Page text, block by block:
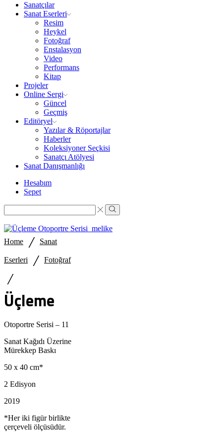
Sanatçılar
Sanat Eserleri
Resim
Heykel
Fotoğraf
Enstalasyon
Video
Performans
Kitap
Projeler
Online Sergi
Güncel
Geçmiş
Editöryel
Yazılar & Röportajlar
Haberler
Koleksiyoner Seçkisi
Sanatçı Atölyesi
Sanat Danışmanlığı
Hesabım
Sepet
Search
input
Search
Home / Sanat
Eserleri / Fotoğraf
/
Üçleme
Otoportre Serisi – 11
Sanat Kağıdı Üzerine
Mürekkep Baskı
50 x 40 cm*
2 Edisyon
2019
*Her iki figür birlikte
çerçeveli ölçüsüdür.